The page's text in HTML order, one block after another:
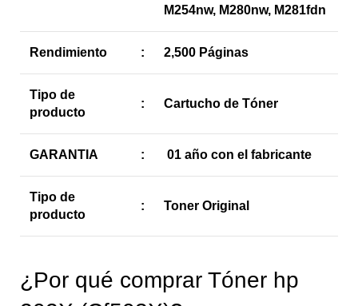
M254nw, M280nw, M281fdn
Rendimiento : 2,500 Páginas
Tipo de
producto
: Cartucho de Tóner
GARANTIA : 01 año con el fabricante
Tipo de
producto
: Toner Original
¿Por qué comprar Tóner hp